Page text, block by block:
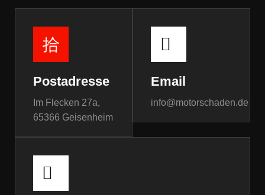
Postadresse
Im Flecken 27a,
65366 Geisenheim
Email
info@motorschaden.de